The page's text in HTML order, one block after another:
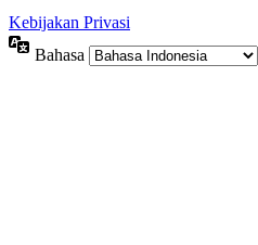
Kebijakan Privasi
Bahasa